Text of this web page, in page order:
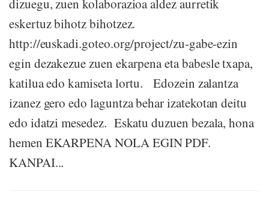
dizuegu, zuen kolaborazioa aldez aurretik
eskertuz bihotz bihotzez.
http://euskadi.goteo.org/project/zu-gabe-ezin
egin dezakezue zuen ekarpena eta babesle txapa,
katilua edo kamiseta lortu. Edozein zalantza
izanez gero edo laguntza behar izatekotan deitu
edo idatzi mesedez. Eskatu duzuen bezala, hona
hemen EKARPENA NOLA EGIN PDF.
KANPAI...